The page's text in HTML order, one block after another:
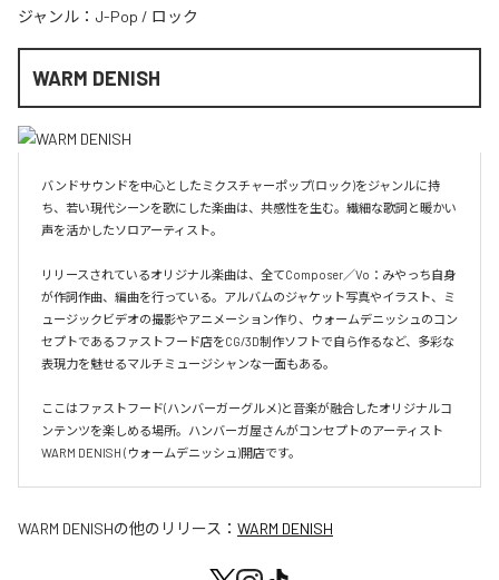
ジャンル： J-Pop / ロック
WARM DENISH
バンドサウンドを中心としたミクスチャーポップ(ロック)をジャンルに持
ち、若い現代シーンを歌にした楽曲は、共感性を生む。繊細な歌詞と暖かい
声を活かしたソロアーティスト。
リリースされているオリジナル楽曲は、全てComposer／Vo：みやっち自身
が作詞作曲、編曲を行っている。アルバムのジャケット写真やイラスト、ミ
ュージックビデオの撮影やアニメーション作り、ウォームデニッシュのコン
セプトであるファストフード店をCG/3D制作ソフトで自ら作るなど、多彩な
表現力を魅せるマルチミュージシャンな一面もある。
ここはファストフード(ハンバーガーグルメ)と音楽が融合したオリジナルコ
ンテンツを楽しめる場所。ハンバーガ屋さんがコンセプトのアーティスト
WARM DENISH (ウォームデニッシュ)開店です。
WARM DENISHの他のリリース： WARM DENISH